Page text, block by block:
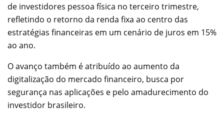
de investidores pessoa física no terceiro trimestre,
refletindo o retorno da renda fixa ao centro das
estratégias financeiras em um cenário de juros em 15%
ao ano.
O avanço também é atribuído ao aumento da
digitalização do mercado financeiro, busca por
segurança nas aplicações e pelo amadurecimento do
investidor brasileiro.